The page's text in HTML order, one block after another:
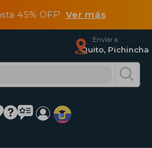
45% OFF! Ver más
Enviar a
Quito, Pichincha